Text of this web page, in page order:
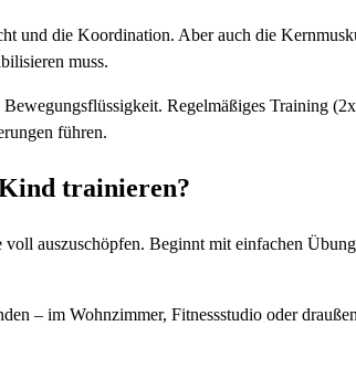
und die Koordination. Aber auch die
muss.
Regelmäßiges Training
führen.
trainieren?
auszuschöpfen. Beginnt mit einfachen
– im Wohnzimmer, Fitnessstudio oder